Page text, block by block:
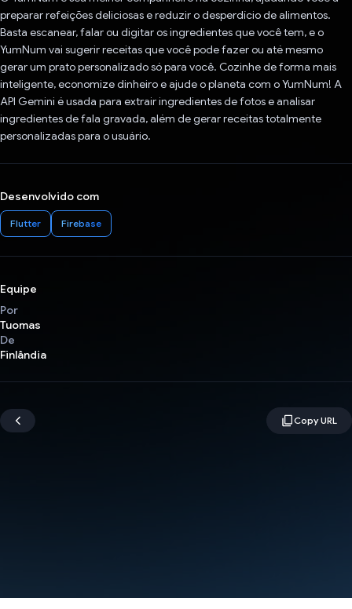
preparar refeições deliciosas e reduzir o desperdício de alimentos.
Basta escanear, falar ou digitar os ingredientes que você tem, e o
YumNum vai sugerir receitas que você pode fazer ou até mesmo
gerar um prato personalizado só para você. Cozinhe de forma mais
inteligente, economize dinheiro e ajude o planeta com o YumNum! A
API Gemini é usada para extrair ingredientes de fotos e analisar
ingredientes de fala gravada, além de gerar receitas totalmente
personalizadas para o usuário.
Desenvolvido com
Flutter Firebase
Equipe
Por
Tuomas
De
Finlândia